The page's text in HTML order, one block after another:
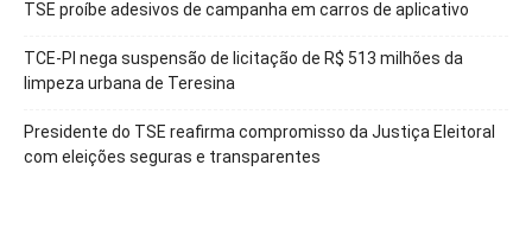
TSE proíbe adesivos de campanha em carros de aplicativo
TCE-PI nega suspensão de licitação de R$ 513 milhões da
limpeza urbana de Teresina
Presidente do TSE reafirma compromisso da Justiça Eleitoral
com eleições seguras e transparentes